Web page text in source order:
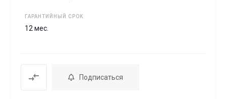
ГАРАНТИЙНЫЙ СРОК
12 мес.
Подписаться